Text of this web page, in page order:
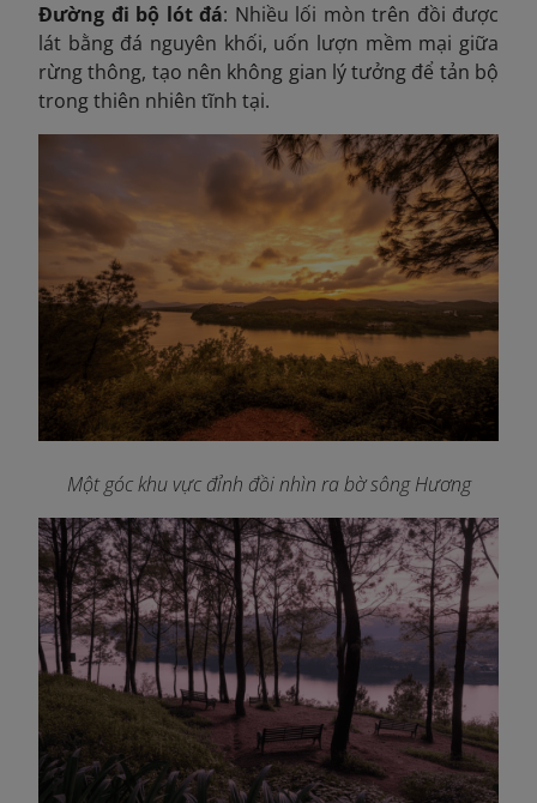
Đường đi bộ lót đá: Nhiều lối mòn trên đồi được
lát bằng đá nguyên khối, uốn lượn mềm mại giữa
rừng thông, tạo nên không gian lý tưởng để tản bộ
trong thiên nhiên tĩnh tại.
Một góc khu vực đỉnh đồi nhìn ra bờ sông Hương